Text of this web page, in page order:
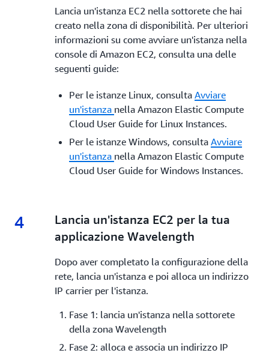
Lancia un'istanza EC2 nella sottorete che hai
creato nella zona di disponibilità. Per ulteriori
informazioni su come avviare un'istanza nella
console di Amazon EC2, consulta una delle
seguenti guide:
Per le istanze Linux, consulta Avviare
un'istanza nella Amazon Elastic Compute
Cloud User Guide for Linux Instances.
Per le istanze Windows, consulta Avviare
un'istanza nella Amazon Elastic Compute
Cloud User Guide for Windows Instances.
4 4.
Lancia un'istanza EC2 per la tua
applicazione Wavelength
Dopo aver completato la configurazione della
rete, lancia un'istanza e poi alloca un indirizzo
IP carrier per l'istanza.
Fase 1: lancia un'istanza nella sottorete
della zona Wavelength
Fase 2: alloca e associa un indirizzo IP